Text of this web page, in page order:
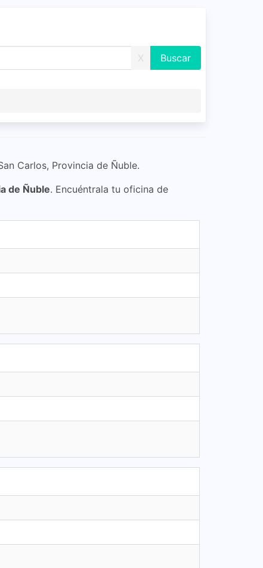
X
Carlos, Provincia de Ñuble.
de Ñuble. Encuéntrala tu oficina de